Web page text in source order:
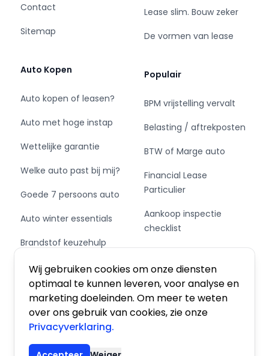
Wij gebruiken cookies om onze diensten
optimaal te kunnen leveren, voor analyse en
marketing doeleinden. Om meer te weten
over ons gebruik van cookies, zie onze
Privacyverklaring.
Contact
Sitemap
Auto Kopen
Auto kopen of leasen?
Auto met hoge instap
Wettelijke garantie
Welke auto past bij mij?
Goede 7 persoons auto
Auto winter essentials
Brandstof keuzehulp
Schakel of automaat?
Lease slim. Bouw zeker
De vormen van lease
Populair
BPM vrijstelling vervalt
Belasting / aftrekposten
BTW of Marge auto
Financial Lease
Particulier
Aankoop inspectie
checklist
Private Leasen,
Financieren of Kopen?